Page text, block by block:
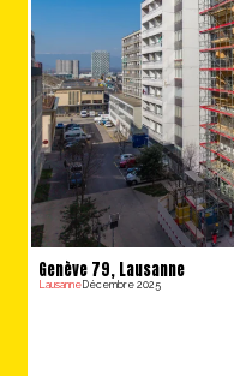
Genève 79, Lausanne
LausanneDécembre 2025